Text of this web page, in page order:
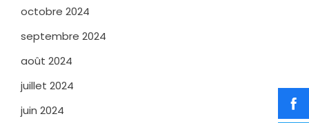
octobre 2024
septembre 2024
août 2024
juillet 2024
juin 2024